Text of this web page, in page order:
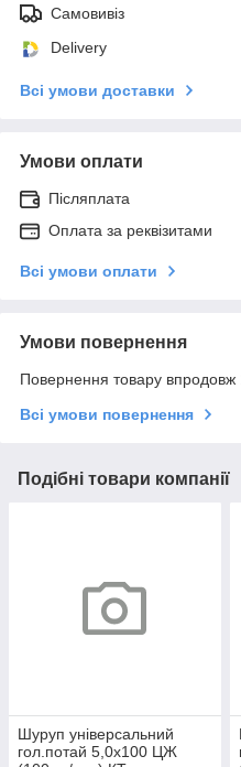
Самовивіз
Delivery
Всі умови доставки
Умови оплати
Післяплата
Оплата за реквізитами
Всі умови оплати
Умови повернення
Повернення товару впродовж
Всі умови повернення
Подібні товари компанії
Шуруп універсальний
гол.потай 5,0х100 ЦЖ